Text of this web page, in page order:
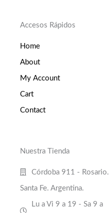
Accesos Rápidos
Home
About
My Account
Cart
Contact
Nuestra Tienda
Córdoba 911 - Rosario.
Santa Fe. Argentina.
Lu a Vi 9 a 19 - Sa 9 a